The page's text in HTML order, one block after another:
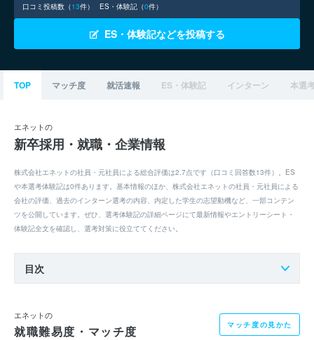
口コミ投稿数（13件） ES・体験記（0件）
ES・体験記などを投稿する
TOP マッチ度 就活速報 ES・体験記 インターン 本選
エネットの
新卒採用・就職・企業情報
株式会社エネットの社員・元社員による総合評価は2.7点です（口コミ回答数13件）。ES
や本選考体験記は0件あります。基本情報のほか、株式会社エネットの社員・元社員による
会社の評価、過去のインターン選考の内容、内定した学生の志望動機など、一部コンテン
ツを公開しています。ぜひ、選考体験記の詳細ページにて最新情報やエントリーシート・
体験記全文を確認し、選考対策に役立ててください。
目次
エネットの
就職難易度・マッチ度 マッチ度の見かた